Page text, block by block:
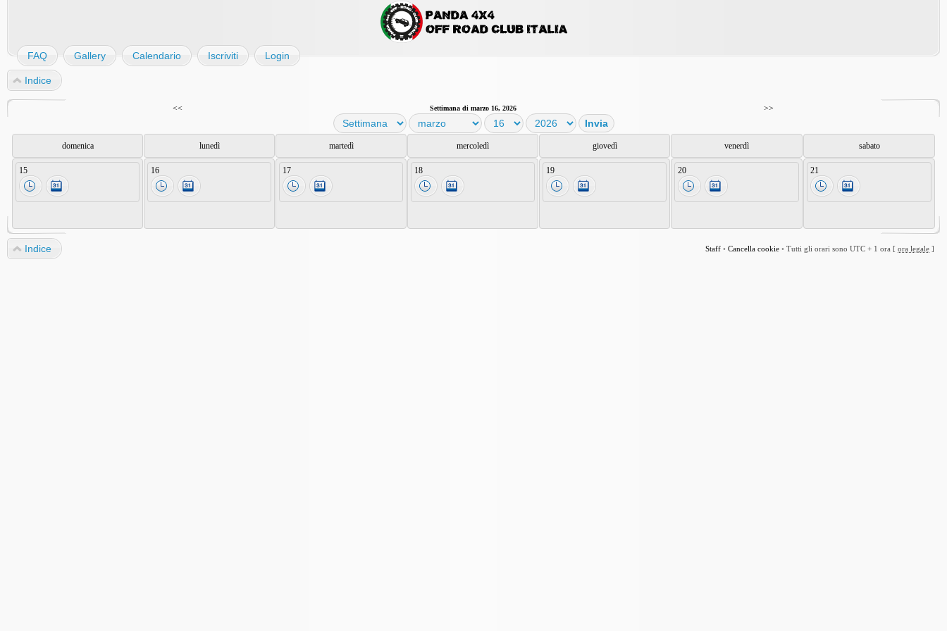
FAQ Gallery Calendario Iscriviti Login
Indice
<< Settimana di marzo 16, 2026 >>
domenica lunedì martedì mercoledì giovedì venerdì sabato
15 16 17 18 19 20 21
Staff • Cancella cookie • Tutti gli orari sono UTC + 1 ora [ ora legale ]
Indice